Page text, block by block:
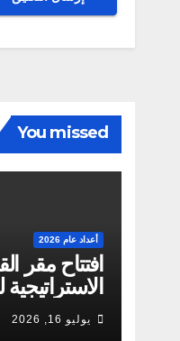
You missed
أعداد عام 2026
‬الجديدة
يوليو 16, 2026